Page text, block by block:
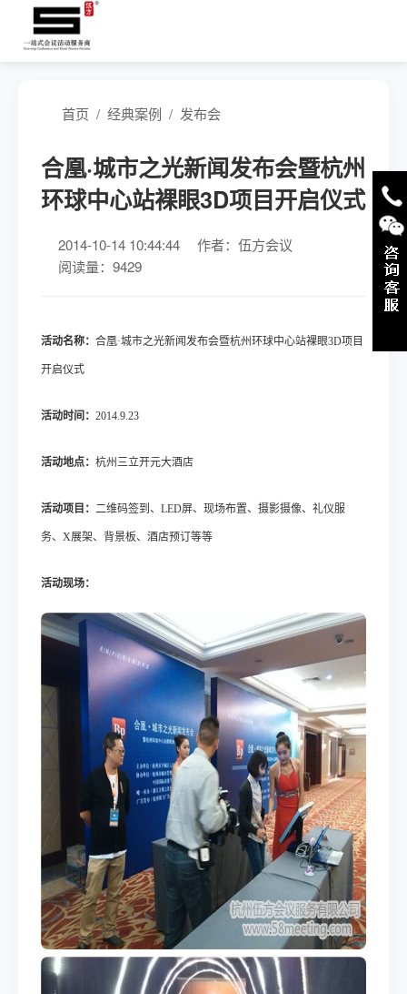
首页 / 经典案例 / 发布会
合凰·城市之光新闻发布会暨杭州
环球中心站裸眼3D项目开启仪式
2014-10-14 10:44:44
作者：伍方会议
阅读量：9429
活动名称： 合凰·城市之光新闻发布会暨杭州环球中心站裸眼3D项目
开启仪式
活动时间： 2014.9.23
活动地点： 杭州三立开元大酒店
活动项目： 二维码签到、LED屏、现场布置、摄影摄像、礼仪服
务、X展架、背景板、酒店预订 等等
活动现场：